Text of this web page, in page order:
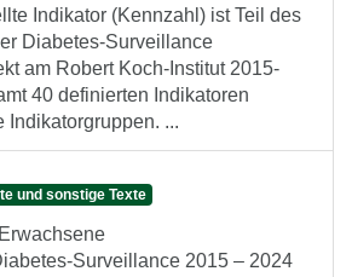
Indikator (Kennzahl) ist Teil des
Diabetes-Surveillance
am Robert Koch-Institut 2015-
40 definierten Indikatoren
Indikatorgruppen. ...
und sonstige Texte
Surveillance 2015 – 2024